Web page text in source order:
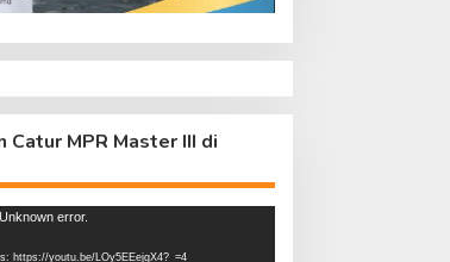
Catur MPR Master III di
error.
https://youtu.be/LOy5EEejgX4?_=4